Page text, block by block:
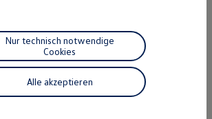
und Ladekabel
für Ihr Modell finden
Apps, Login und Shop
und Fahrzeug verbinden
jede Wetterlage: Mit den robusten
sind Sie preiswerter unterwegs.
Alle akzeptieren
Nur technisch notwendige
Cookies